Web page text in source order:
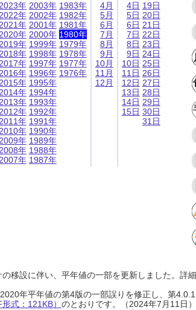
2023年
2022年
2021年
2020年
2019年
2018年
2017年
2016年
2015年
2014年
2013年
2012年
2011年
2010年
2009年
2008年
2007年
2003年
2002年
2001年
2000年
1999年
1998年
1997年
1996年
1995年
1994年
1993年
1992年
1991年
1990年
1989年
1988年
1987年
1983年
1982年
1981年
1980年
1979年
1978年
1977年
1976年
4月
5月
6月
7月
8月
9月
10月
11月
12月
4日
5日
6日
7日
8日
9日
10日
11日
12日
13日
14日
15日
19日
20日
21日
22日
23日
24日
25日
26日
27日
28日
29日
30日
31日
移設に伴い、平年値の一部を更新しました。詳
年平年値の第4版の一部誤りを修正し、第
式：121KB） のとおりです。（2024年7月11日）